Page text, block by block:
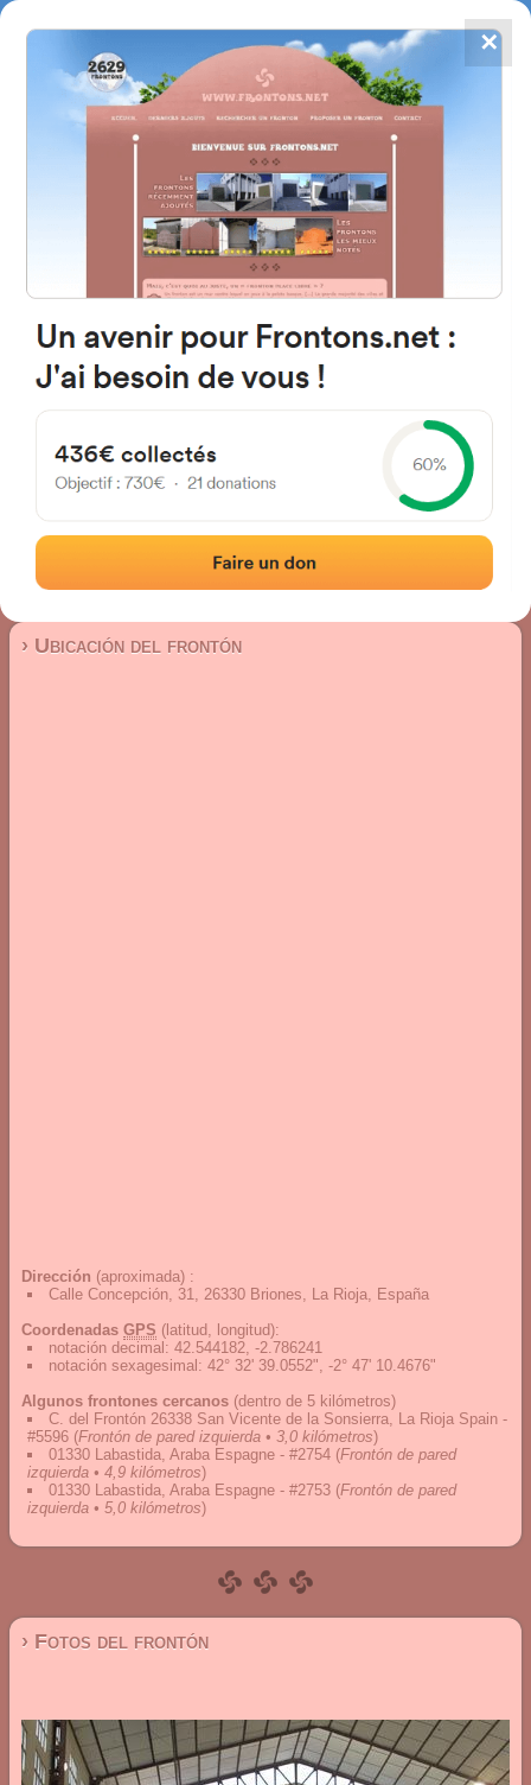
FRONTONS.NET
BUSCAR UN FRONTÓN
AÑADIR UN FRONTÓN
4784
frontones
26330 Briones, La Rioja
Calle Concepción 31 España
Frontón de pared izquierda
Localización|Fotos|Comentarios y reseñas
› Ubicación del frontón
Dirección (aproximada) :
Calle Concepción, 31, 26330 Briones, La Rioja, España
Coordenadas GPS (latitud, longitud):
notación decimal : 42.544182, -2.786241
notación sexagesimal : 42° 32' 39.0552", -2° 47' 10.4676"
Algunos frontones cercanos (dentro de 5 kilómetros)
C. del Frontón 26338 San Vicente de la Sonsierra, La Rioja Spain -
#5596 (Frontón de pared izquierda • 3,0 kilómetros)
01330 Labastida, Araba Espagne - #2754 (Frontón de pared
izquierda • 4,9 kilómetros)
01330 Labastida, Araba Espagne - #2753 (Frontón de pared
izquierda • 5,0 kilómetros)
› Fotos del frontón
✕